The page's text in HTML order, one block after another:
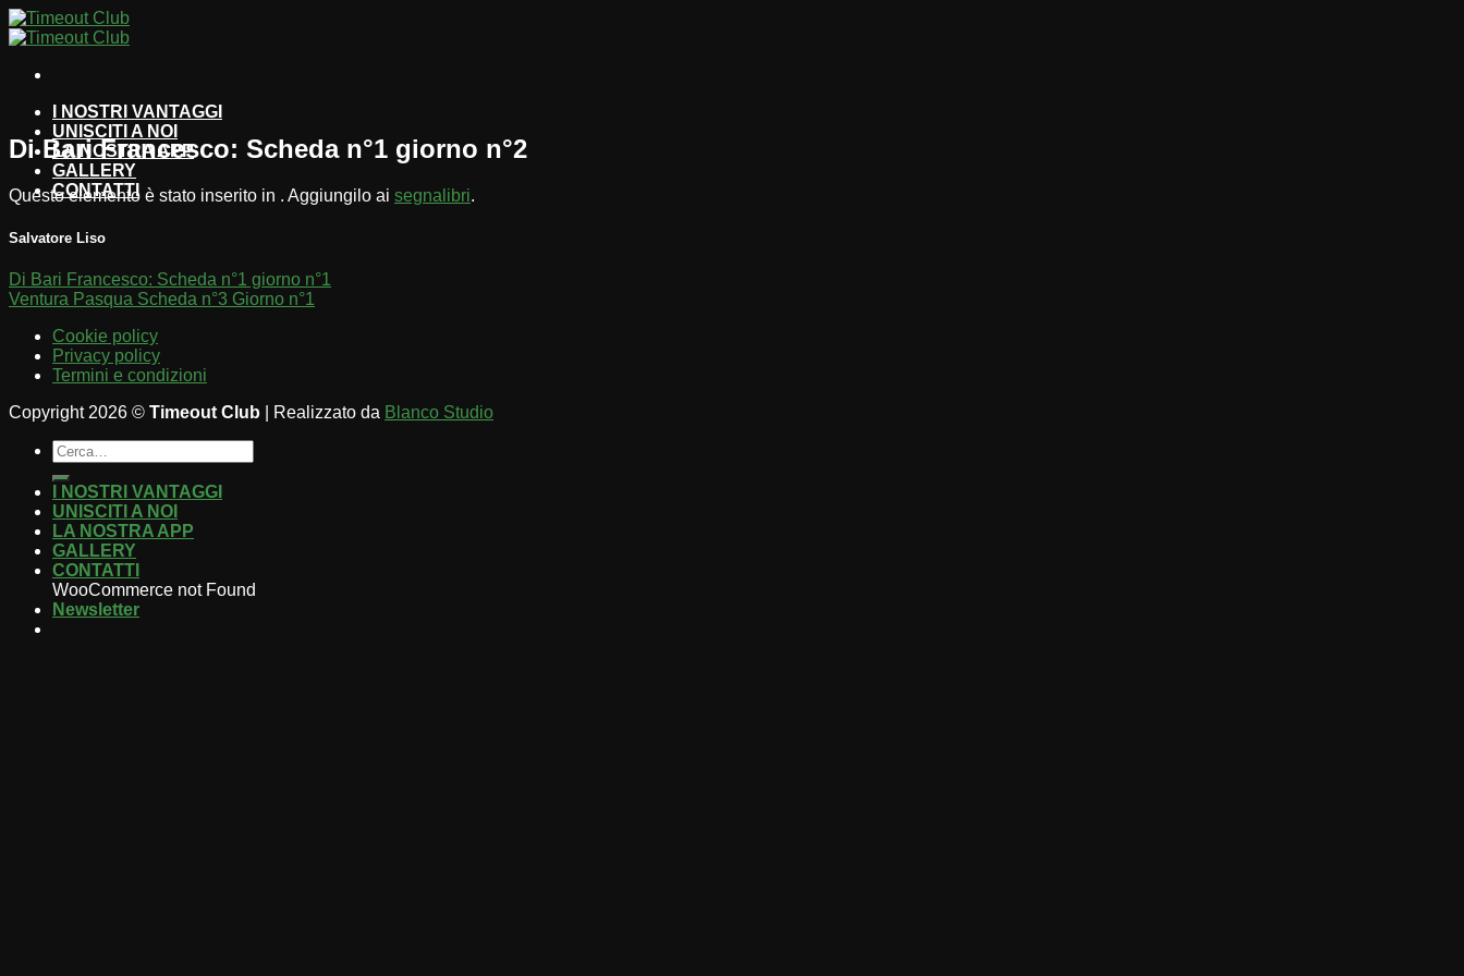
Salta
ai
I NOSTRI VANTAGGI
UNISCITI A NOI
LA NOSTRA APP
GALLERY
CONTATTI
Di Bari Francesco: Scheda n°1 giorno n°2
Questo elemento è stato inserito in . Aggiungilo ai segnalibri.
Salvatore Liso
Di Bari Francesco: Scheda n°1 giorno n°1
Ventura Pasqua Scheda n°3 Giorno n°1
Cookie policy
Privacy policy
Termini e condizioni
Copyright 2026 © Timeout Club | Realizzato da Blanco Studio
I NOSTRI VANTAGGI
UNISCITI A NOI
LA NOSTRA APP
GALLERY
CONTATTI
WooCommerce not Found
Newsletter